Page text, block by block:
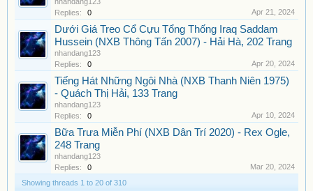
Replies:
0 Apr 21, 2024
Dưới Giá Treo Cổ Cựu Tổng Thống Iraq Saddam
Hussein (NXB Thông Tấn 2007) - Hải Hà, 202 Trang
nhandang123
Replies:
0 Apr 20, 2024
Tiếng Hát Những Ngôi Nhà (NXB Thanh Niên 1975)
- Quách Thị Hải, 133 Trang
nhandang123
Replies:
0 Apr 10, 2024
Bữa Trưa Miễn Phí (NXB Dân Trí 2020) - Rex Ogle,
248 Trang
nhandang123
Replies:
0
Mar 20, 2024
Showing threads 1 to 20 of 310